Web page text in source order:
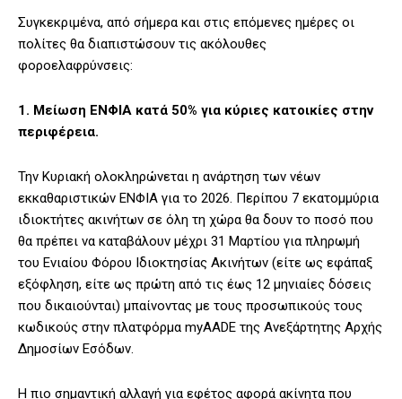
Συγκεκριμένα, από σήμερα και στις επόμενες ημέρες οι
πολίτες θα διαπιστώσουν τις ακόλουθες
φοροελαφρύνσεις:
1. Μείωση ΕΝΦΙΑ κατά 50% για κύριες κατοικίες στην
περιφέρεια.
Την Κυριακή ολοκληρώνεται η ανάρτηση των νέων
εκκαθαριστικών ΕΝΦΙΑ για το 2026. Περίπου 7 εκατομμύρια
ιδιοκτήτες ακινήτων σε όλη τη χώρα θα δουν το ποσό που
θα πρέπει να καταβάλουν μέχρι 31 Μαρτίου για πληρωμή
του Ενιαίου Φόρου Ιδιοκτησίας Ακινήτων (είτε ως εφάπαξ
εξόφληση, είτε ως πρώτη από τις έως 12 μηνιαίες δόσεις
που δικαιούνται) μπαίνοντας με τους προσωπικούς τους
κωδικούς στην πλατφόρμα myAADE της Ανεξάρτητης Αρχής
Δημοσίων Εσόδων.
Η πιο σημαντική αλλαγή για εφέτος αφορά ακίνητα που